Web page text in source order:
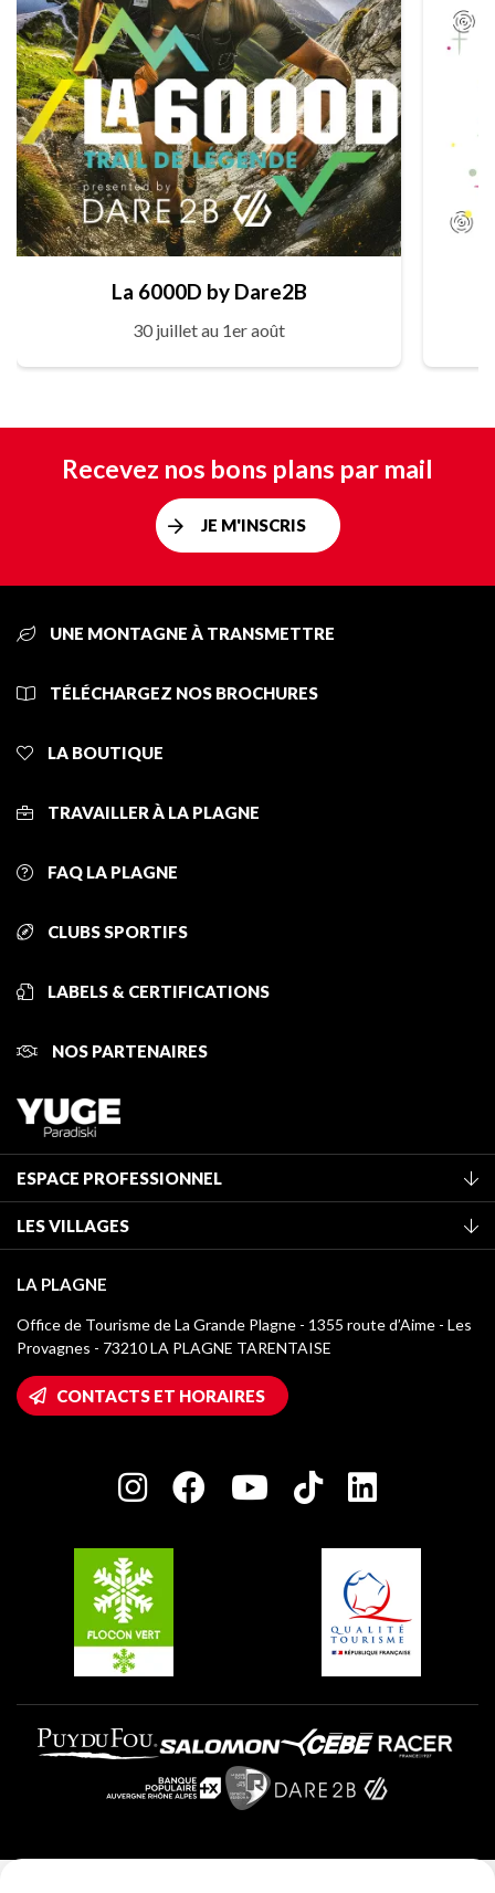
La 6000D by Dare2B
30 juillet au 1er août
Recevez nos bons plans par mail
JE M'INSCRIS
UNE MONTAGNE À TRANSMETTRE
TÉLÉCHARGEZ NOS BROCHURES
LA BOUTIQUE
TRAVAILLER À LA PLAGNE
FAQ LA PLAGNE
CLUBS SPORTIFS
LABELS & CERTIFICATIONS
NOS PARTENAIRES
ESPACE PROFESSIONNEL
Classement des meublés
Taxe de séjour
Médiathèque
Logos La Plagne
Accès Wifi
Maison des Propriétaires
Charte des Acteurs Engagés
LES VILLAGES
Montchavin - Les Coches
Champagny-en-Vanoise
Plagne 1800
Plagne Villages
Plagne Aime 2000
LA PLAGNE
Office de Tourisme de La Grande Plagne - 1355 route d’Aime - Les
Provagnes - 73210 LA PLAGNE TARENTAISE
CONTACTS ET HORAIRES